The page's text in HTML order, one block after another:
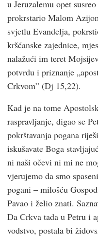
u Jeruzalemu opet
prokrstario Malom
svjetlu Evanđelja,
kršćanske zajednice,
nalažući im teret
potvrdu i priznanje
Crkvom” (Dj 15,22).
Kad je na tome
raspravljanje, digao se
pokrštavanja pogana
iskušavate Boga
ni naši očevi ni mi ne
vjerujemo da smo
pogani – milošću
Pavao i želio znati.
Da Crkva tada u Petru i
vodstvo, postala bi